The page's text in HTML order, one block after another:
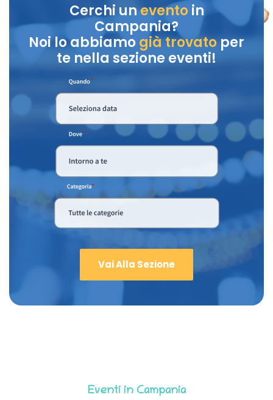
Cerchi unevento in
Campania?
Noi lo abbiamo già trovatoper
te nella sezione eventi!
Vai Alla Sezione
Eventi in Campania